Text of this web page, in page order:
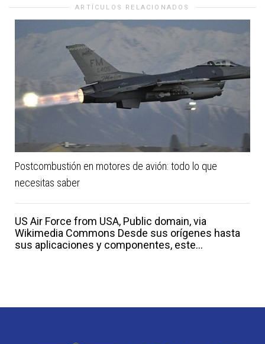
ARTÍCULOS RELACIONADOS
Postcombustión en motores de avión: todo lo que
necesitas saber
US Air Force from USA, Public domain, via
Wikimedia Commons Desde sus orígenes hasta
sus aplicaciones y componentes, este...